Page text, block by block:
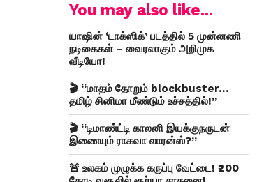
You may also like...
யாஷின் ‘டாக்ஸிக்’ படத்தில் 5 முன்னணி
நடிகைகள் – வைரலாகும் அறிமுக
வீடியோ!
🎬 “மாதம் தோறும் blockbuster…
தமிழ் சினிமா மீண்டும் உச்சத்தில்!”
🎬 “டிமாண்ட்டி காலனி இயக்குநருடன்
இணையும் ராகவா லாரன்ஸ்?”
🚨 உலகம் முழுக்க கருப்பு வேட்டை! ₹200